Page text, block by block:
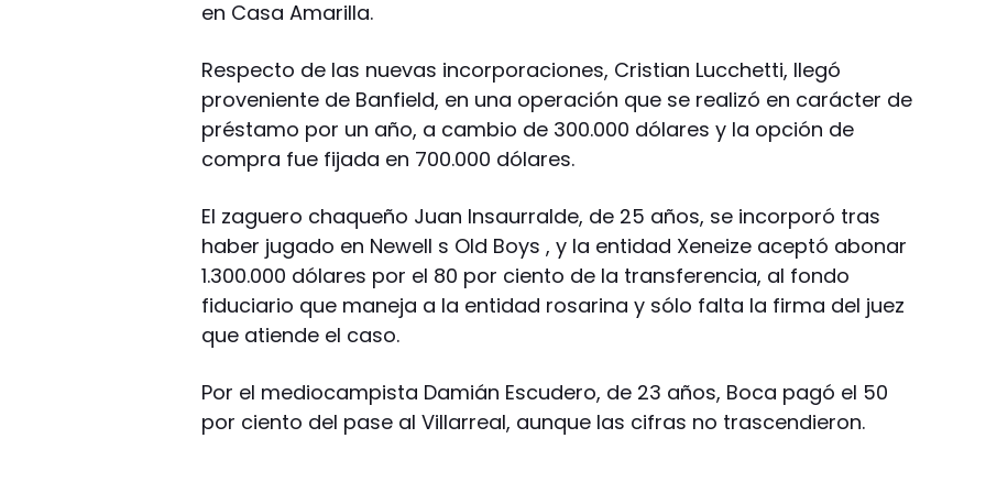
en Casa Amarilla.
Respecto de las nuevas incorporaciones, Cristian Lucchetti, llegó
proveniente de Banfield, en una operación que se realizó en carácter de
préstamo por un año, a cambio de 300.000 dólares y la opción de
compra fue fijada en 700.000 dólares.
El zaguero chaqueño Juan Insaurralde, de 25 años, se incorporó tras
haber jugado en Newell s Old Boys , y la entidad Xeneize aceptó abonar
1.300.000 dólares por el 80 por ciento de la transferencia, al fondo
fiduciario que maneja a la entidad rosarina y sólo falta la firma del juez
que atiende el caso.
Por el mediocampista Damián Escudero, de 23 años, Boca pagó el 50
por ciento del pase al Villarreal, aunque las cifras no trascendieron.